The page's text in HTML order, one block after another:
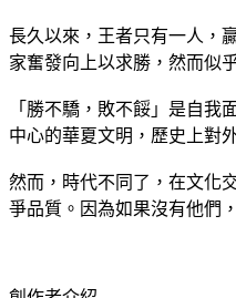
長久以來，王者只有一人，
家奮發向上以求勝，然而似
「勝不驕，敗不餒」是自
中心的華夏文明，歷史上對
然而，時代不同了，在文化
爭品質。因為如果沒有他們